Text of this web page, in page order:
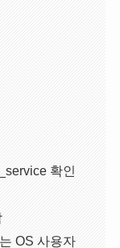
확인
OS 사용자